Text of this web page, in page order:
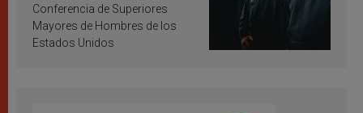
Conferencia de Superiores
Mayores de Hombres de los
Estados Unidos